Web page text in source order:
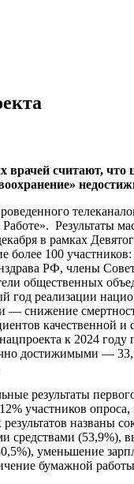
считают, что
Результаты
в рамках
более 100
РФ, члены
общественных
год реализации
— снижение
качественной
к 2024 году
достижимыми —
результаты
участников
названы
средствами (53,9%),
уменьшение
бумажной